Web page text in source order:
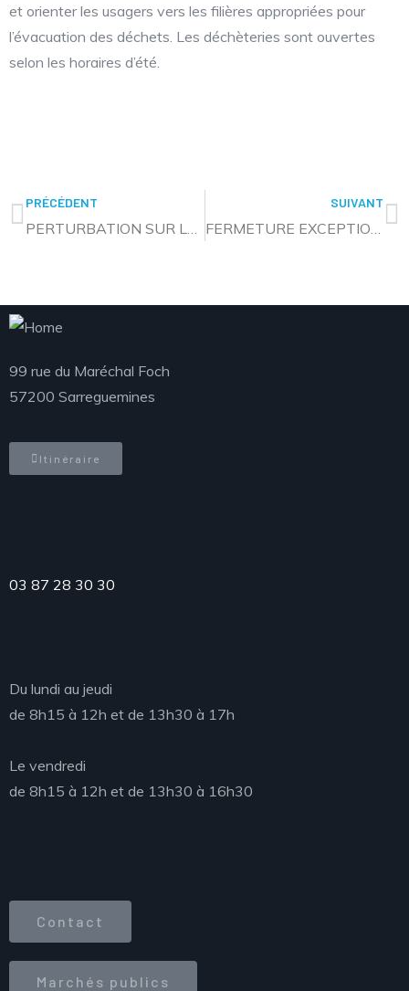
et orienter les usagers vers les filières appropriées pour
l’évacuation des déchets. Les déchèteries sont ouvertes
selon les horaires d’été.
PRÉCÉDENT
PERTURBATION SUR LES LIGNES CABUS
SUIVANT
FERMETURE EXCEPTIONNELLE DE L’ACCUEIL DU SERVICE DES TRANSPORTS
99 rue du Maréchal Foch
57200 Sarreguemines
Itinéraire
03 87 28 30 30
Du lundi au jeudi
de 8h15 à 12h et de 13h30 à 17h
Le vendredi
de 8h15 à 12h et de 13h30 à 16h30
Contact
Marchés publics